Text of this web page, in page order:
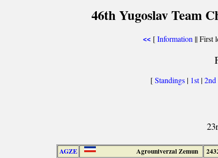
46th Yugoslav Team
<< [Information || First
[Standings | 1st|2nd
AGZE Agrouniverzal Zemun